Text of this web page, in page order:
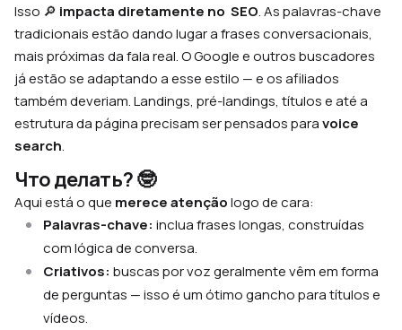
Isso 🔎 impacta diretamente no SEO. As palavras-chave
tradicionais estão dando lugar a frases conversacionais,
mais próximas da fala real. O Google e outros buscadores
já estão se adaptando a esse estilo — e os afiliados
também deveriam. Landings, pré-landings, títulos e até a
estrutura da página precisam ser pensados paravoice
search.
Что делать? 🤓
Aqui está o que merece atençãologo de cara:
Palavras-chave: inclua frases longas, construídas
com lógica de conversa.
Criativos: buscas por voz geralmente vêm em forma
de perguntas — isso é um ótimo gancho para títulos e
vídeos.